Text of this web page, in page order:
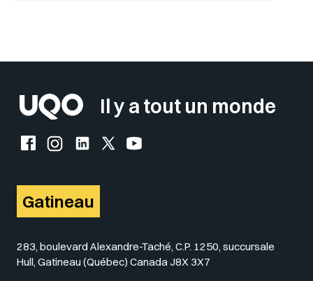
Il y a tout un monde
Facebook de l'UQO
Instagram de l'UQO
LinkedIn de l'UQO
X (Twitter) de l'UQO
YouTube de l'UQO
Gatineau
283, boulevard Alexandre-Taché, C.P. 1250, succursale
Hull, Gatineau (Québec) Canada J8X 3X7